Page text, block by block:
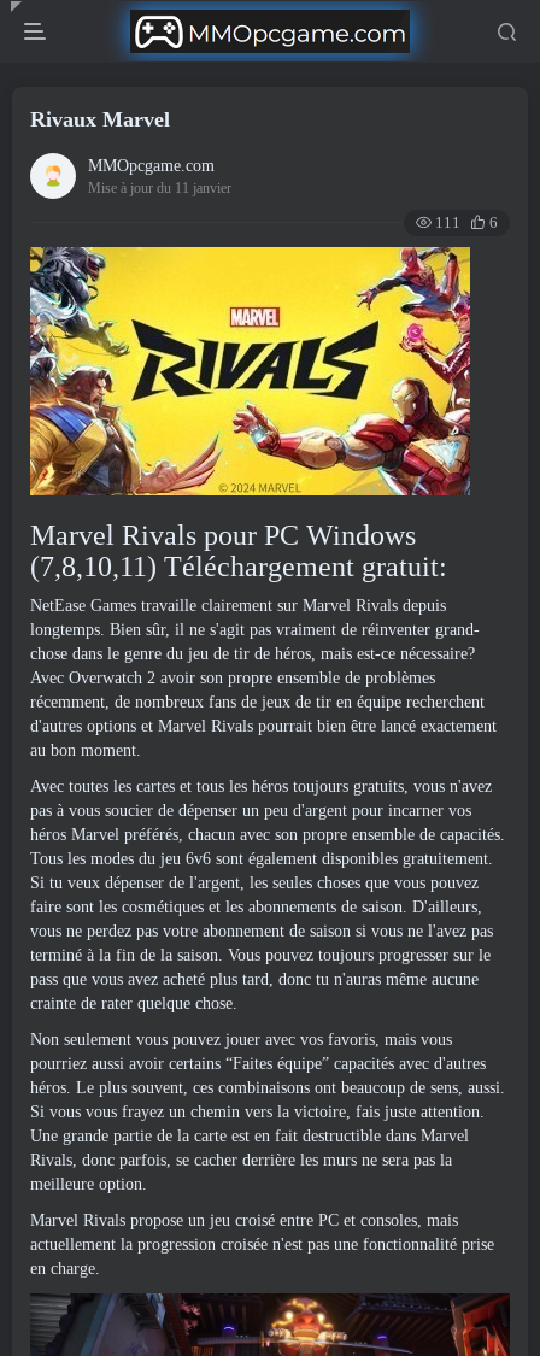
Rivaux Marvel
MMOpcgame.com
Mise à jour du 11 janvier
111 6
Marvel Rivals pour PC Windows
(7,8,10,11) Téléchargement gratuit:
NetEase Games travaille clairement sur Marvel Rivals depuis
longtemps. Bien sûr, il ne s'agit pas vraiment de réinventer grand-
chose dans le genre du jeu de tir de héros, mais est-ce nécessaire?
Avec Overwatch 2 avoir son propre ensemble de problèmes
récemment, de nombreux fans de jeux de tir en équipe recherchent
d'autres options et Marvel Rivals pourrait bien être lancé exactement
au bon moment.
Avec toutes les cartes et tous les héros toujours gratuits, vous n'avez
pas à vous soucier de dépenser un peu d'argent pour incarner vos
héros Marvel préférés, chacun avec son propre ensemble de capacités.
Tous les modes du jeu 6v6 sont également disponibles gratuitement.
Si tu veux dépenser de l'argent, les seules choses que vous pouvez
faire sont les cosmétiques et les abonnements de saison. D'ailleurs,
vous ne perdez pas votre abonnement de saison si vous ne l'avez pas
terminé à la fin de la saison. Vous pouvez toujours progresser sur le
pass que vous avez acheté plus tard, donc tu n'auras même aucune
crainte de rater quelque chose.
Non seulement vous pouvez jouer avec vos favoris, mais vous
pourriez aussi avoir certains “Faites équipe” capacités avec d'autres
héros. Le plus souvent, ces combinaisons ont beaucoup de sens, aussi.
Si vous vous frayez un chemin vers la victoire, fais juste attention.
Une grande partie de la carte est en fait destructible dans Marvel
Rivals, donc parfois, se cacher derrière les murs ne sera pas la
meilleure option.
Marvel Rivals propose un jeu croisé entre PC et consoles, mais
actuellement la progression croisée n'est pas une fonctionnalité prise
en charge.